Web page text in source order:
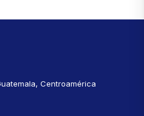
Centroamérica